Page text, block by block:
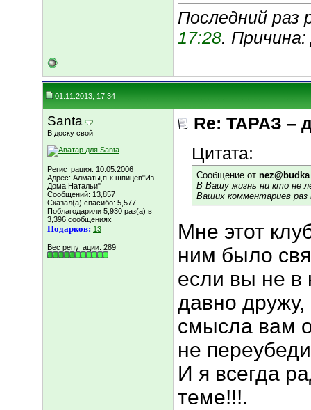
Последний раз
17:28.
01.11.2013, 17:34
Santa
В доску свой
Регистрация: 10.05.2006
Адрес: Алматы,п-к шпицев"Из
Дома Натальи"
Сообщений: 13,857
Сказал(а) спасибо: 5,577
Поблагодарили 5,930 раз(а) в
3,396 сообщениях
Подарков: 13
Вес репутации: 289
Re: ТАРАЗ –
Цитата:
Сообщение от nez@budka
В Вашу жизнь ни кто не
Ваших комментариев раз
Мне этот
ним было
если вы не в
давно
смысла вам
не
И я всегда
теме!!!.